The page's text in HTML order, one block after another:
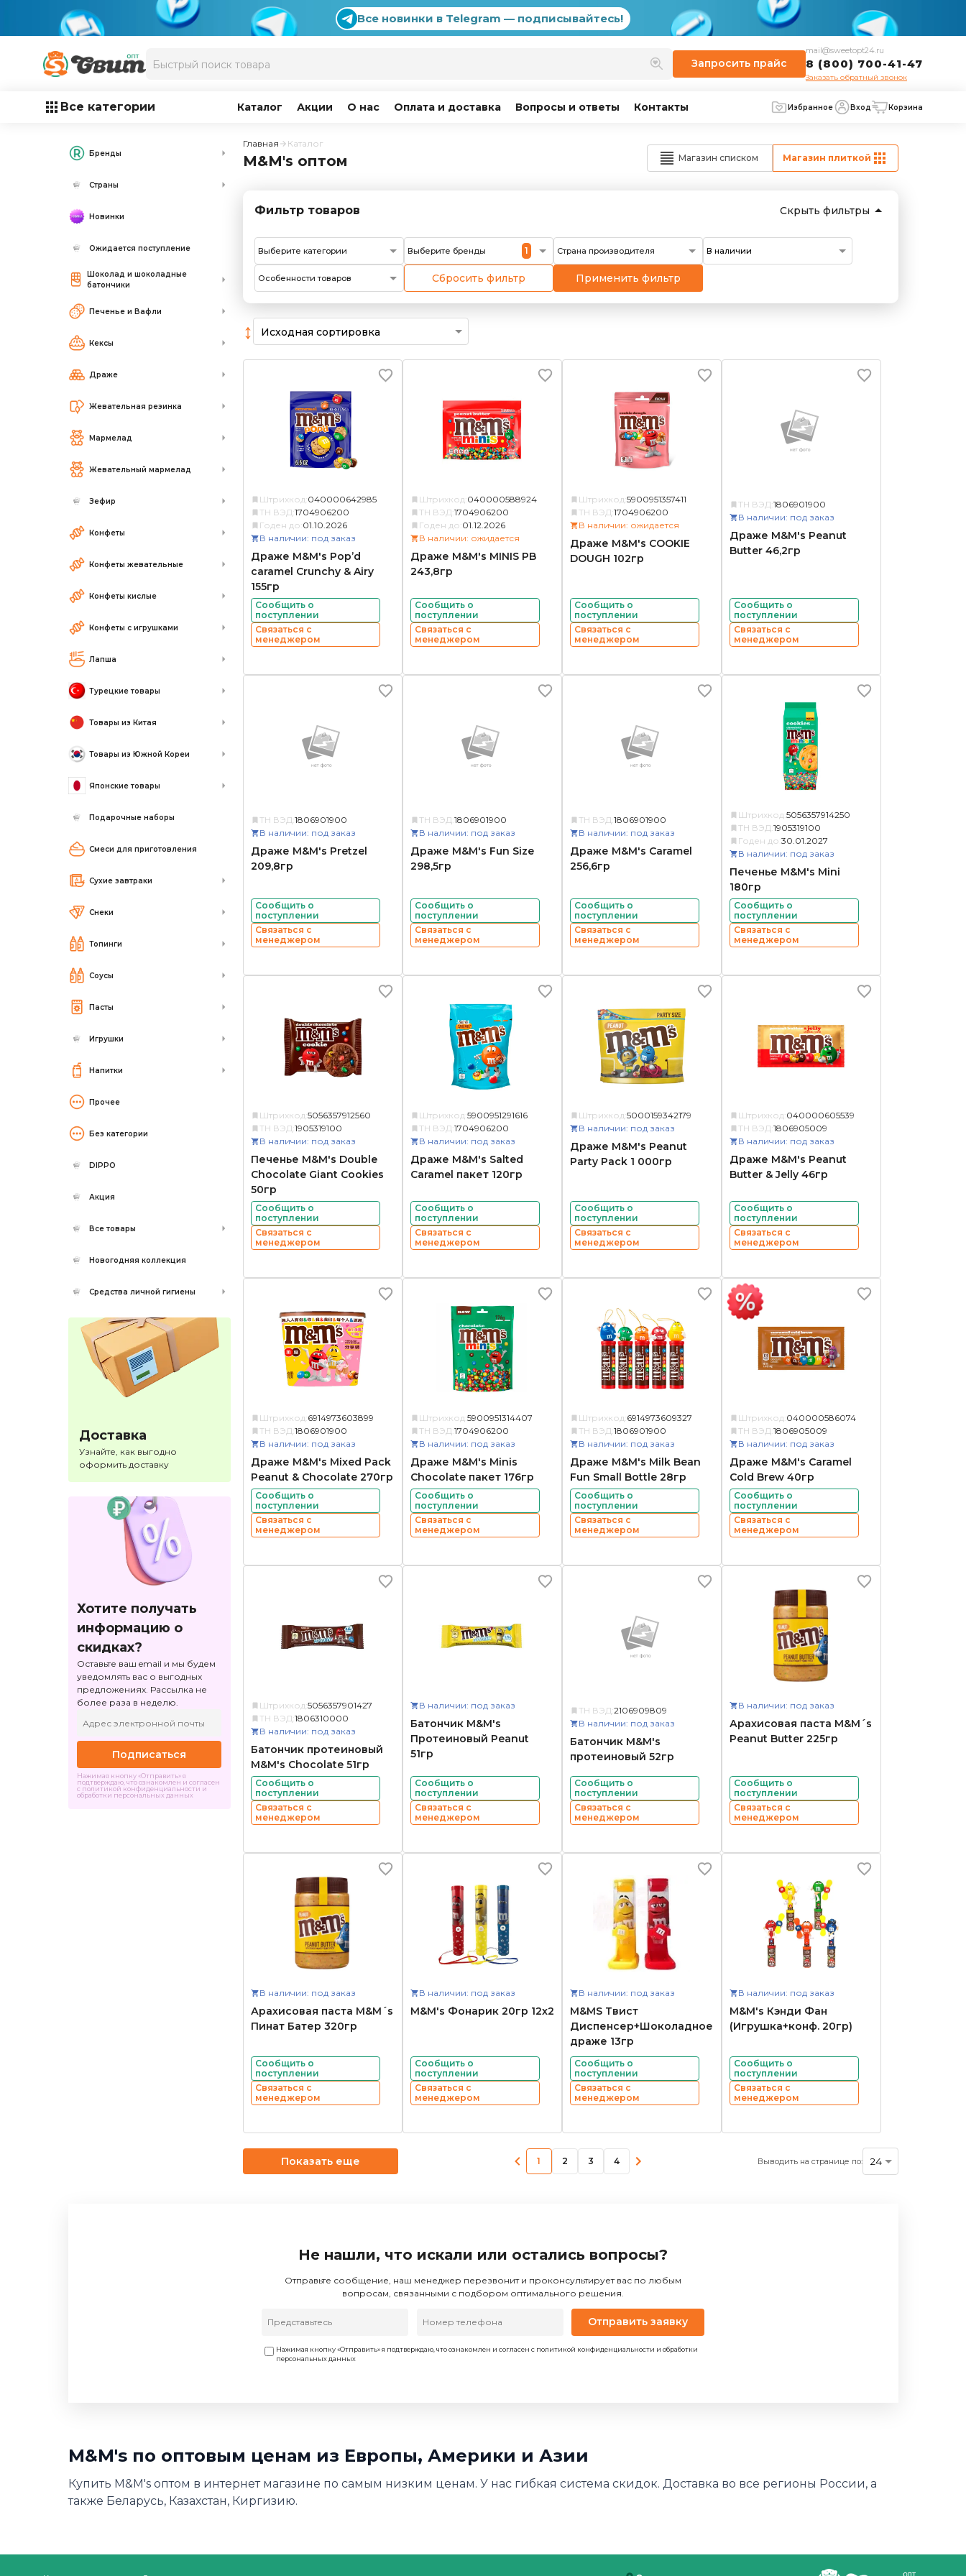
Все новинки в Telegram — подписывайтесь!
Запросить прайс
mail@sweetopt24.ru
8 (800) 700-41-47
Заказать обратный звонок
Все категории Каталог Акции О нас Оплата и доставка Вопросы и ответы Контакты Избранное Вход Корзина
Бренды
Страны
Новинки
Ожидается поступление
Шоколад и шоколадные
батончики
Печенье и Вафли
Кексы
Драже
Жевательная резинка
Мармелад
Жевательный мармелад
Зефир
Конфеты
Конфеты жевательные
Конфеты кислые
Конфеты с игрушками
Лапша
Турецкие товары
Товары из Китая
Товары из Южной Кореи
Японские товары
Подарочные наборы
Смеси для приготовления
Сухие завтраки
Снеки
Топинги
Соусы
Пасты
Игрушки
Напитки
Прочее
Без категории
DIPPO
Акция
Все товары
Новогодняя коллекция
Средства личной гигиены
Доставка
Узнайте, как выгодно
оформить доставку
Хотите получать
информацию о
скидках?
Оставьте ваш email и мы будем
уведомлять вас о выгодных
предложениях. Рассылка не
более раза в неделю.
Подписаться
Нажимая кнопку «Отправить» я
подтверждаю, что ознакомлен и согласен
с политикой конфиденциальности и
обработки персональных данных
Главная Каталог
M&M's оптом Магазин списком Магазин плиткой
Фильтр товаров Скрыть фильтры
Выберите категории Выберите бренды 1 Страна производителя
Особенности товаров Сбросить фильтр Применить фильтр
↕
Штрихкод: 040000642985
ТН ВЭД: 1704906200
Годен до: 01.10.2026
В наличии: под заказ
Драже M&M's Pop’d
caramel Crunchy & Airy
155гр
Сообщить о
поступлении
Связаться с
менеджером
Штрихкод: 040000588924
ТН ВЭД: 1704906200
Годен до: 01.12.2026
В наличии: ожидается
Драже M&M's MINIS PB
243,8гр
Сообщить о
поступлении
Связаться с
менеджером
Штрихкод: 5900951357411
ТН ВЭД: 1704906200
В наличии: ожидается
Драже M&M's COOKIE
DOUGH 102гр
Сообщить о
поступлении
Связаться с
менеджером
ТН ВЭД: 1806901900
В наличии: под заказ
Драже M&M's Peanut
Butter 46,2гр
Сообщить о
поступлении
Связаться с
менеджером
ТН ВЭД: 1806901900
В наличии: под заказ
Драже M&M's Pretzel
209,8гр
Сообщить о
поступлении
Связаться с
менеджером
ТН ВЭД: 1806901900
В наличии: под заказ
Драже M&M's Fun Size
298,5гр
Сообщить о
поступлении
Связаться с
менеджером
ТН ВЭД: 1806901900
В наличии: под заказ
Драже M&M's Caramel
256,6гр
Сообщить о
поступлении
Связаться с
менеджером
Штрихкод: 5056357914250
ТН ВЭД: 1905319100
Годен до: 30.01.2027
В наличии: под заказ
Печенье M&M's Mini
180гр
Сообщить о
поступлении
Связаться с
менеджером
Штрихкод: 5056357912560
ТН ВЭД: 1905319100
В наличии: под заказ
Печенье M&M's Double
Chocolate Giant Cookies
50гр
Сообщить о
поступлении
Связаться с
менеджером
Штрихкод: 5900951291616
ТН ВЭД: 1704906200
В наличии: под заказ
Драже M&M's Salted
Caramel пакет 120гр
Сообщить о
поступлении
Связаться с
менеджером
Штрихкод: 5000159342179
В наличии: под заказ
Драже M&M's Peanut
Party Pack 1 000гр
Сообщить о
поступлении
Связаться с
менеджером
Штрихкод: 040000605539
ТН ВЭД: 1806905009
В наличии: под заказ
Драже M&M's Peanut
Butter & Jelly 46гр
Сообщить о
поступлении
Связаться с
менеджером
Штрихкод: 6914973603899
ТН ВЭД: 1806901900
В наличии: под заказ
Драже M&M's Mixed Pack
Peanut & Chocolate 270гр
Сообщить о
поступлении
Связаться с
менеджером
Штрихкод: 5900951314407
ТН ВЭД: 1704906200
В наличии: под заказ
Драже M&M's Minis
Chocolate пакет 176гр
Сообщить о
поступлении
Связаться с
менеджером
Штрихкод: 6914973609327
ТН ВЭД: 1806901900
В наличии: под заказ
Драже M&M's Milk Bean
Fun Small Bottle 28гр
Сообщить о
поступлении
Связаться с
менеджером
Штрихкод: 040000586074
ТН ВЭД: 1806905009
В наличии: под заказ
Драже M&M's Caramel
Cold Brew 40гр
Сообщить о
поступлении
Связаться с
менеджером
Штрихкод: 5056357901427
ТН ВЭД: 1806310000
В наличии: под заказ
Батончик протеиновый
M&M's Chocolate 51гр
Сообщить о
поступлении
Связаться с
менеджером
В наличии: под заказ
Батончик M&M's
Протеиновый Peanut
51гр
Сообщить о
поступлении
Связаться с
менеджером
ТН ВЭД: 2106909809
В наличии: под заказ
Батончик M&M's
протеиновый 52гр
Сообщить о
поступлении
Связаться с
менеджером
В наличии: под заказ
Арахисовая паста M&M´s
Peanut Butter 225гр
Сообщить о
поступлении
Связаться с
менеджером
В наличии: под заказ
Арахисовая паста M&M´s
Пинат Батер 320гр
Сообщить о
поступлении
Связаться с
менеджером
В наличии: под заказ
M&M's Фонарик 20гр 12x2
Сообщить о
поступлении
Связаться с
менеджером
В наличии: под заказ
M&MS Твист
Диспенсер+Шоколадное
драже 13гр
Сообщить о
поступлении
Связаться с
менеджером
В наличии: под заказ
M&M's Кэнди Фан
(Игрушка+конф. 20гр)
Сообщить о
поступлении
Связаться с
менеджером
Показать еще 1 2 3 4 Выводить на странице по:
Не нашли, что искали или остались вопросы?
Отправьте сообщение, наш менеджер перезвонит и проконсультирует вас по любым
вопросам, связанными с подбором оптимального решения.
Отправить заявку
Нажимая кнопку «Отправить» я подтверждаю, что ознакомлен и согласен с политикой конфиденциальности и обработки
персональных данных
M&M's по оптовым ценам из Европы, Америки и Азии
Купить M&M's оптом в интернет магазине по самым низким ценам. У нас гибкая система скидок. Доставка во все регионы России, а
также Беларусь, Казахстан, Киргизию.